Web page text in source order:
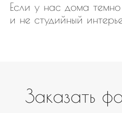
Если у нас дома темно
и не студийный
Заказать